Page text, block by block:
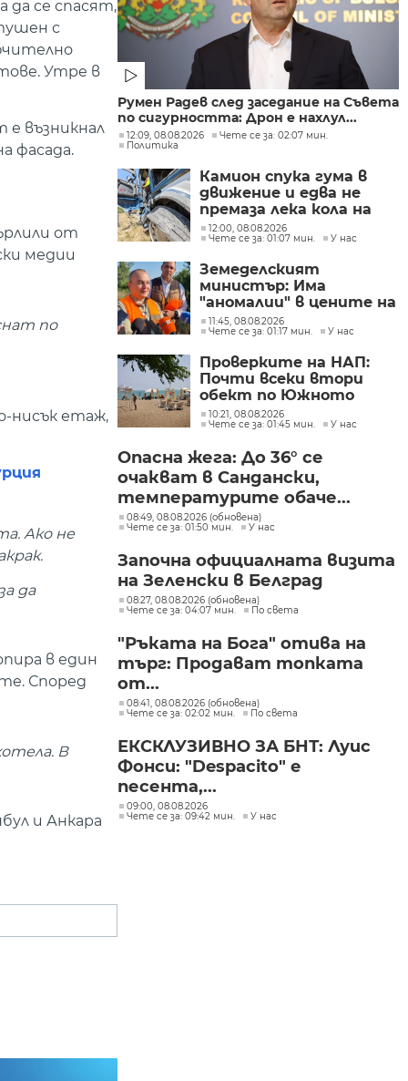
да се спасят,
с
Утре в
е възникнал
фасада.
от
медии
по
нисък етаж,
Ако не
да
в един
Според
В
и Анкара
Румен Радев след заседание на Съвета
по сигурността: Дрон е нахлул...
12:09, 08.08.2026
Чете се за: 02:07 мин.
Политика
Камион спука гума в
движение и едва не
премаза лека кола на
Подбалканския път
(СНИМКИ)
12:00, 08.08.2026
Чете се за: 01:07 мин.
У нас
Земеделският
министър: Има
"аномалии" в цените на
вносните плодове и
зеленчуци
11:45, 08.08.2026
Чете се за: 01:17 мин.
У нас
Проверките на НАП:
Почти всеки втори
обект по Южното
Черноморие е с
нарушение
10:21, 08.08.2026
Чете се за: 01:45 мин.
У нас
Опасна жега: До 36° се
очакват в Сандански,
температурите обаче...
08:49, 08.08.2026 (обновена)
Чете се за: 01:50 мин.
У нас
Започна официалната визита
на Зеленски в Белград
08:27, 08.08.2026 (обновена)
Чете се за: 04:07 мин.
По света
"Ръката на Бога" отива на
търг: Продават топката
от...
08:41, 08.08.2026 (обновена)
Чете се за: 02:02 мин.
По света
ЕКСКЛУЗИВНО ЗА БНТ: Луис
Фонси: "Despacito" е
песента,...
09:00, 08.08.2026
Чете се за: 09:42 мин.
У нас